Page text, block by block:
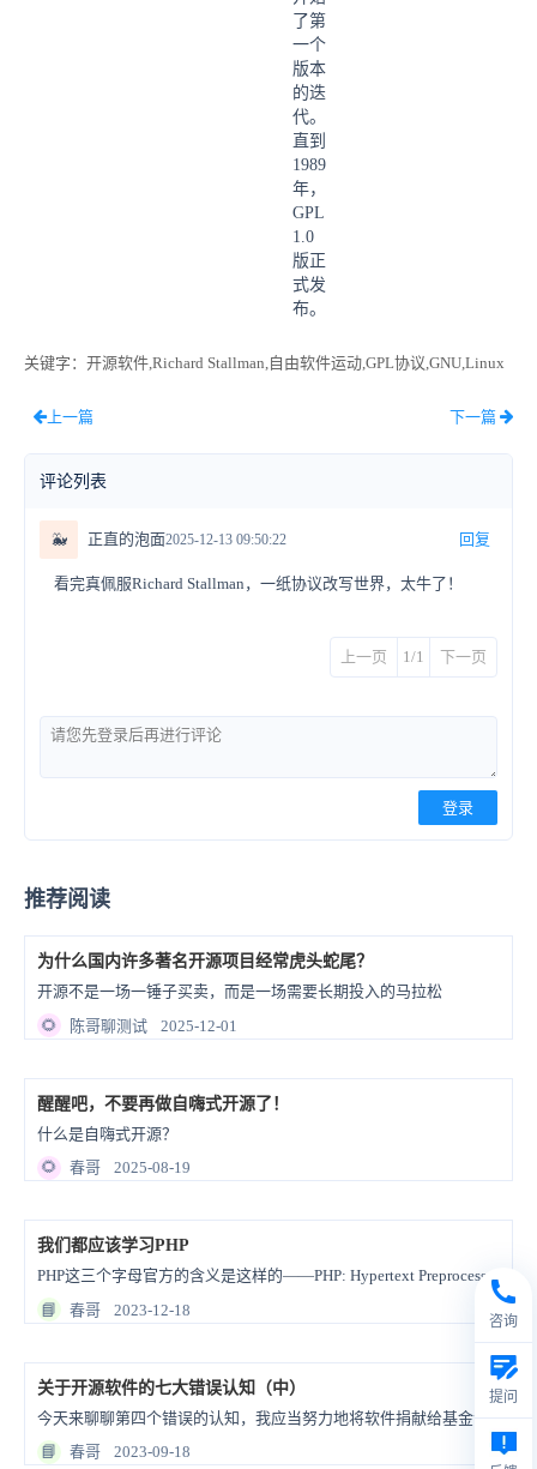
了第
一个
版本
的迭
代。
直到
1989
年，
GPL
1.0
版正
式发
布。
关键字 ：开源软件,Richard Stallman,自由软件运动,GPL协议,GNU,Linux
上一篇 下一篇
评论列表
🐳 正直的泡面2025-12-13 09:50:22 回复
看完真佩服Richard Stallman，一纸协议改写世界，太牛了！
上一页 1/1 下一页
登录
推荐阅读
为什么国内许多著名开源项目经常虎头蛇尾？
开源不是一场一锤子买卖，而是一场需要长期投入的马拉松
🌻
陈哥聊测试 2025-12-01
醒醒吧，不要再做自嗨式开源了！
什么是自嗨式开源？
🌻
春哥 2025-08-19
我们都应该学习PHP
PHP这三个字母官方的含义是这样的——PHP: Hypertext Preprocessor。但我想对PHP这三个字母做一个新的解读：Pragmatic、Humanized、Permanent。这三个单词也是我们所熟知的注重实效、人性化设计和长期主义。
📘
春哥 2023-12-18
关于开源软件的七大错误认知（中）
今天来聊聊第四个错误的认知，我应当努力地将软件捐献给基金会。
📘
春哥 2023-09-18
咨询
提问